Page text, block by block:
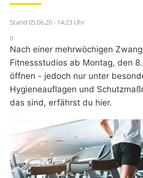
Stand 05.06.20 - 14:23 Uhr
0
Nach einer mehrwöchigen
Fitnessstudios ab Montag, den
öffnen - jedoch nur unter
Hygieneauflagen und
das sind, erfährst du hier.